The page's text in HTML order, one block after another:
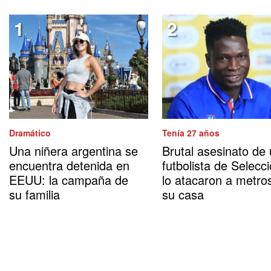
Dramático
Una niñera argentina se
encuentra detenida en
EEUU: la campaña de
su familia
Tenía 27 años
Brutal asesinato de
futbolista de
lo atacaron a
su casa